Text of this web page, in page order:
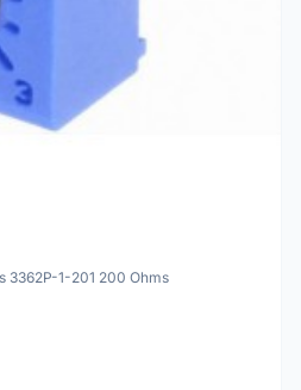
3362P-1-201 200 Ohms